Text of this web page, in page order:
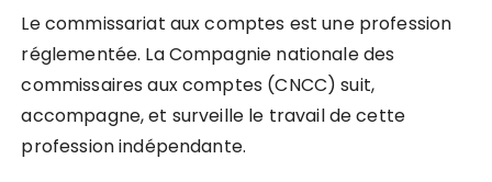
Le commissariat aux comptes est une profession
réglementée. La Compagnie nationale des
commissaires aux comptes (CNCC) suit,
accompagne, et surveille le travail de cette
profession indépendante.